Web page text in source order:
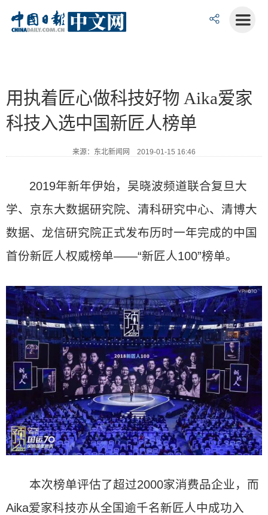
用执着匠心做科技好物 Aika爱家
科技入选中国新匠人榜单
来源：东北新闻网 2019-01-15 16:46
2019年新年伊始，吴晓波频道联合复旦大
学、京东大数据研究院、清科研究中心、清博大
数据、龙信研究院正式发布历时一年完成的中国
首份新匠人权威榜单——“新匠人100”榜单。
本次榜单评估了超过2000家消费品企业，而
Aika爱家科技亦从全国逾千名新匠人中成功入